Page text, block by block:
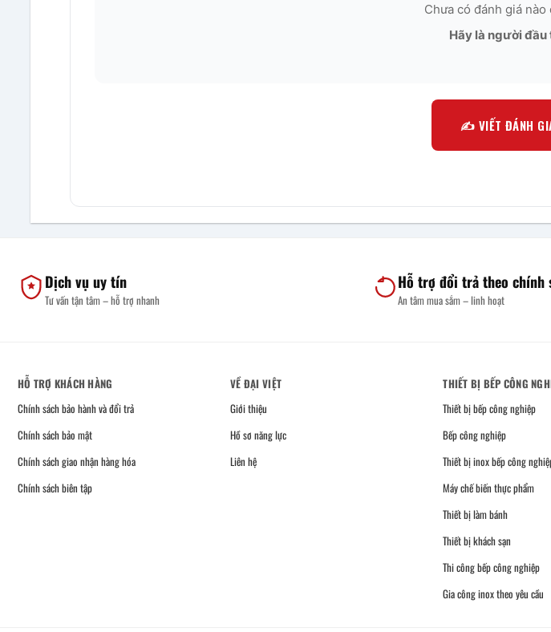
Chưa có đánh giá nào
Hãy là người
✍️ VIẾT ĐÁNH
Dịch vụ uy tín
Tư vấn tận tâm – hỗ trợ nhanh
Hỗ trợ đổi trả theo chính
An tâm mua sắm – linh hoạt
HỖ TRỢ KHÁCH HÀNG
Chính sách bảo hành và đổi trả
Chính sách bảo mật
Chính sách giao nhận hàng hóa
Chính sách biên tập
VỀ ĐẠI VIỆT
Giới thiệu
Hồ sơ năng lực
Liên hệ
THIẾT BỊ BẾP CÔNG
Thiết bị bếp công nghiệp
Bếp công nghiệp
Thiết bị inox bếp công
Máy chế biến thực phẩm
Thiết bị làm bánh
Thiết bị khách sạn
Thi công bếp công nghiệp
Gia công inox theo yêu cầu